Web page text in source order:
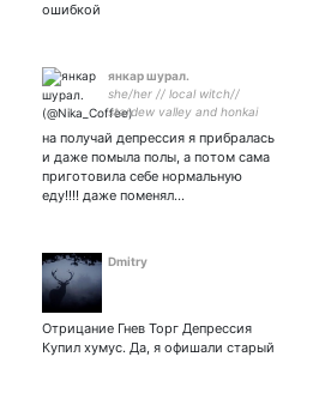
ошибкой
янкар шурал.
she/her // local witch//
stardew valley and honkai
sometimes uk
на получай депрессия я прибралась
и даже помыла полы, а потом сама
приготовила себе нормальную
еду!!!! даже поменял…
Dmitry
Отрицание Гнев Торг Депрессия
Купил хумус. Да, я офишали старый